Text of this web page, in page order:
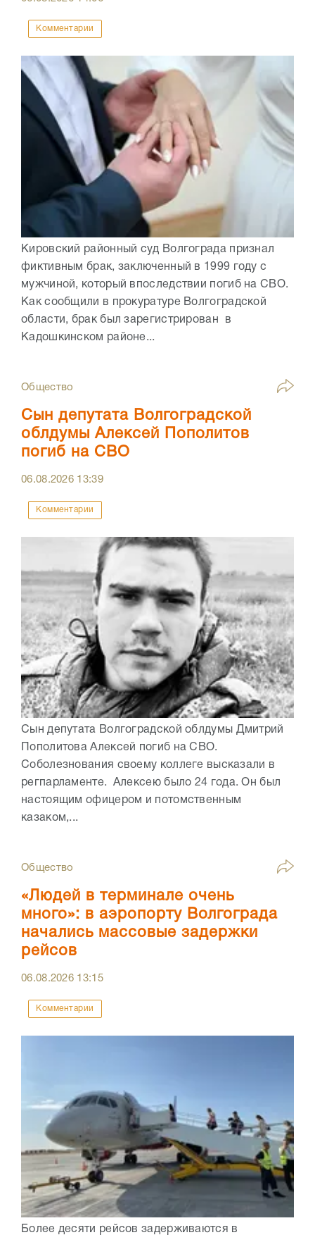
Комментарии
Кировский районный суд Волгограда признал
фиктивным брак, заключенный в 1999 году с
мужчиной, который впоследствии погиб на СВО.
Как сообщили в прокуратуре Волгоградской
области, брак был зарегистрирован в
Кадошкинском районе...
Общество
Сын депутата Волгоградской
облдумы Алексей Пополитов
погиб на СВО
06.08.2026 13:39
Комментарии
Сын депутата Волгоградской облдумы Дмитрий
Пополитова Алексей погиб на СВО.
Соболезнования своему коллеге высказали в
регпарламенте. Алексею было 24 года. Он был
настоящим офицером и потомственным
казаком,...
Общество
«Людей в терминале очень
много»: в аэропорту Волгограда
начались массовые задержки
рейсов
06.08.2026 13:15
Комментарии
Более десяти рейсов задерживаются в